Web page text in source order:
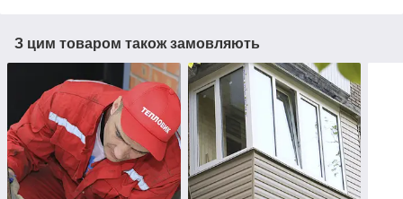
З цим товаром також замовляють